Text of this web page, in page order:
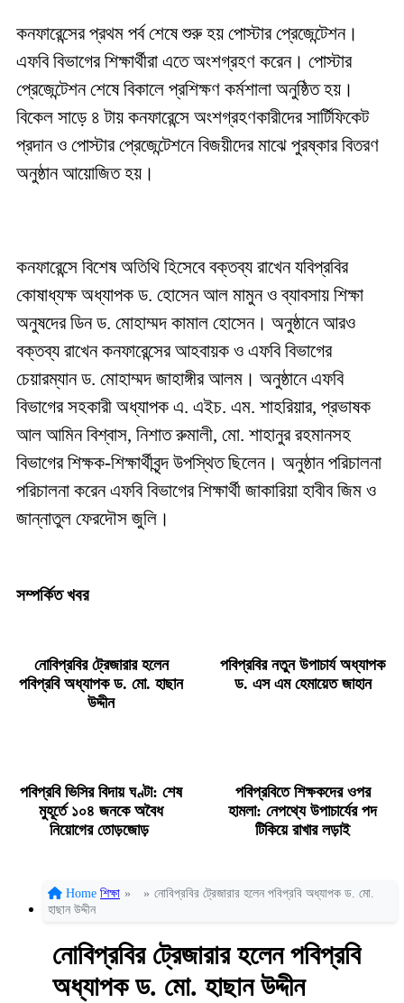
কনফারেন্সের প্রথম পর্ব শেষে শুরু হয় পোস্টার প্রেজেন্টেশন।
এফবি বিভাগের শিক্ষার্থীরা এতে অংশগ্রহণ করেন। পোস্টার
প্রেজেন্টেশন শেষে বিকালে প্রশিক্ষণ কর্মশালা অনুষ্ঠিত হয়।
বিকেল সাড়ে ৪ টায় কনফারেন্সে অংশগ্রহণকারীদের সার্টিফিকেট
প্রদান ও পোস্টার প্রেজেন্টেশনে বিজয়ীদের মাঝে পুরষ্কার বিতরণ
অনুষ্ঠান আয়োজিত হয়।
কনফারেন্সে বিশেষ অতিথি হিসেবে বক্তব্য রাখেন যবিপ্রবির
কোষাধ্যক্ষ অধ্যাপক ড. হোসেন আল মামুন ও ব্যাবসায় শিক্ষা
অনুষদের ডিন ড. মোহাম্মদ কামাল হোসেন। অনুষ্ঠানে আরও
বক্তব্য রাখেন কনফারেন্সের আহবায়ক ও এফবি বিভাগের
চেয়ারম্যান ড. মোহাম্মদ জাহাঙ্গীর আলম। অনুষ্ঠানে এফবি
বিভাগের সহকারী অধ্যাপক এ. এইচ. এম. শাহরিয়ার, প্রভাষক
আল আমিন বিশ্বাস, নিশাত রুমালী, মো. শাহানুর রহমানসহ
বিভাগের শিক্ষক-শিক্ষার্থীবৃন্দ উপস্থিত ছিলেন। অনুষ্ঠান পরিচালনা
পরিচালনা করেন এফবি বিভাগের শিক্ষার্থী জাকারিয়া হাবীব জিম ও
জান্নাতুল ফেরদৌস জুলি।
সম্পর্কিত খবর
নোবিপ্রবির ট্রেজারার হলেন
পবিপ্রবি অধ্যাপক ড. মো. হাছান
উদ্দীন
পবিপ্রবির নতুন উপাচার্য অধ্যাপক
ড. এস এম হেমায়েত জাহান
পবিপ্রবি ভিসির বিদায় ঘণ্টা: শেষ
মুহূর্তে ১০৪ জনকে অবৈধ
নিয়োগের তোড়জোড়
পবিপ্রবিতে শিক্ষকদের ওপর
হামলা: নেপথ্যে উপাচার্যের পদ
টিকিয়ে রাখার লড়াই
Home শিক্ষা » » নোবিপ্রবির ট্রেজারার হলেন পবিপ্রবি অধ্যাপক ড. মো.
হাছান উদ্দীন
নোবিপ্রবির ট্রেজারার হলেন পবিপ্রবি
অধ্যাপক ড. মো. হাছান উদ্দীন